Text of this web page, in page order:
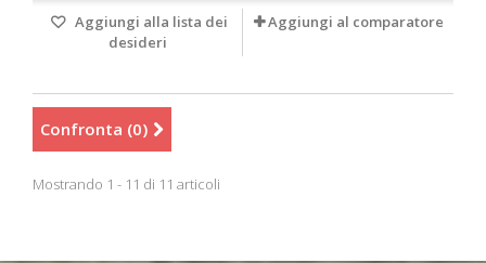
Aggiungi alla lista dei
desideri
Aggiungi al comparatore
Confronta (0)
Mostrando 1 - 11 di 11 articoli